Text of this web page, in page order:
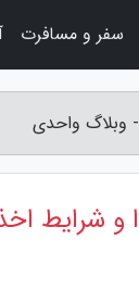
وبلاگ واحدی
و شرایط
سفر و مسافرت